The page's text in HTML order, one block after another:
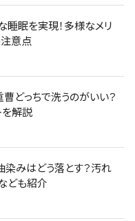
眠を実現！多様なメリ
意点
どっちで洗うのがいい？
を解説
みはどう落とす？汚れ
ども紹介